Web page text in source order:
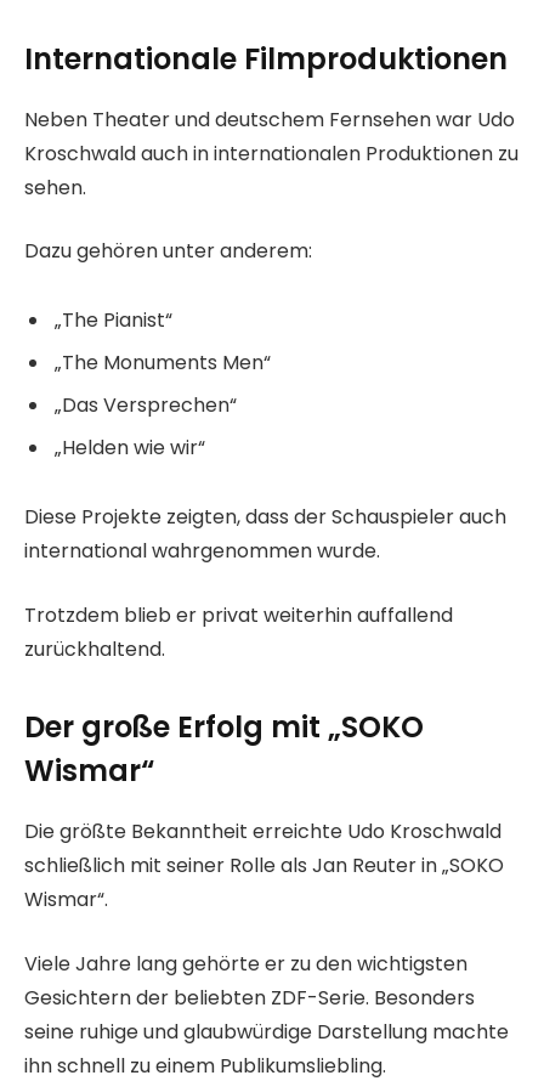
Internationale Filmproduktionen
Neben Theater und deutschem Fernsehen war Udo
Kroschwald auch in internationalen Produktionen zu
sehen.
Dazu gehören unter anderem:
„The Pianist“
„The Monuments Men“
„Das Versprechen“
„Helden wie wir“
Diese Projekte zeigten, dass der Schauspieler auch
international wahrgenommen wurde.
Trotzdem blieb er privat weiterhin auffallend
zurückhaltend.
Der große Erfolg mit „SOKO
Wismar“
Die größte Bekanntheit erreichte Udo Kroschwald
schließlich mit seiner Rolle als Jan Reuter in „SOKO
Wismar“.
Viele Jahre lang gehörte er zu den wichtigsten
Gesichtern der beliebten ZDF-Serie. Besonders
seine ruhige und glaubwürdige Darstellung machte
ihn schnell zu einem Publikumsliebling.